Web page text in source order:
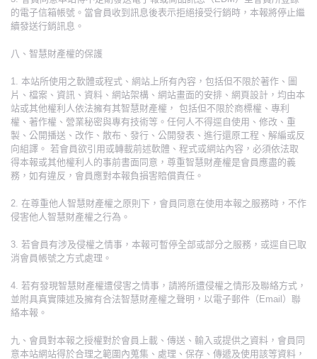
的電子信箱帳號。當會員收到訊息後表示拒絕接受行銷時，本報將停止繼
續發送行銷訊息。
八、智慧財產權的保護
1. 本站所使用之軟體或程式、網站上所有內容，包括但不限於著作、圖
片、檔案、資訊、資料、網站架構、網站畫面的安排、網頁設計，均由本
站或其他權利人依法擁有其智慧財產權， 包括但不限於商標權、專利
權、著作權、營業秘密與專有技術等。任何人不得逕自使用、修改、重
製、公開播送、改作、散布、發行、公開發表、進行還原工程、解編或反
向組譯。 若會員欲引用或轉載前述軟體、程式或網站內容，必須依法取
得本報或其他權利人的事前書面同意，尊重智慧財產權是會員應盡的義
務，如有違反，會員應對本報負損害賠償責任。
2. 在尊重他人智慧財產權之原則下，會員同意在使用本報之服務時，不作
侵害他人智慧財產權之行為。
3. 若會員有涉及侵權之情事，本報可暫停全部或部分之服務，或逕自已取
消會員帳號之方式處理。
4. 若有發現智慧財產權遭侵害之情事，請將所遭侵權之情形及聯絡方式，
並附具真實陳述及擁有合法智慧財產權之聲明，以電子郵件（Email）聯
絡本報。
九、會員對本報之授權對於會員上載、傳送、輸入或提供之資料，會員同
意本站網站得於合理之範圍內蒐集、處理、保存、傳遞及使用該等資料，